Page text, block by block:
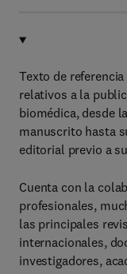
Texto de
relativos a la
biomédica, desde
manuscrito hasta
editorial previo a
Cuenta con la
profesionales,
las principales
internacionales,
investigadores,